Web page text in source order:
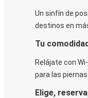
Un sinfín de
destinos en
Tu
Relájate con
para las
Elige,